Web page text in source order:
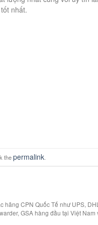
nhất.
thepermalink
CPN Quốc Tế như UPS, DHL
GSA hàng đầu tại Việt Nam